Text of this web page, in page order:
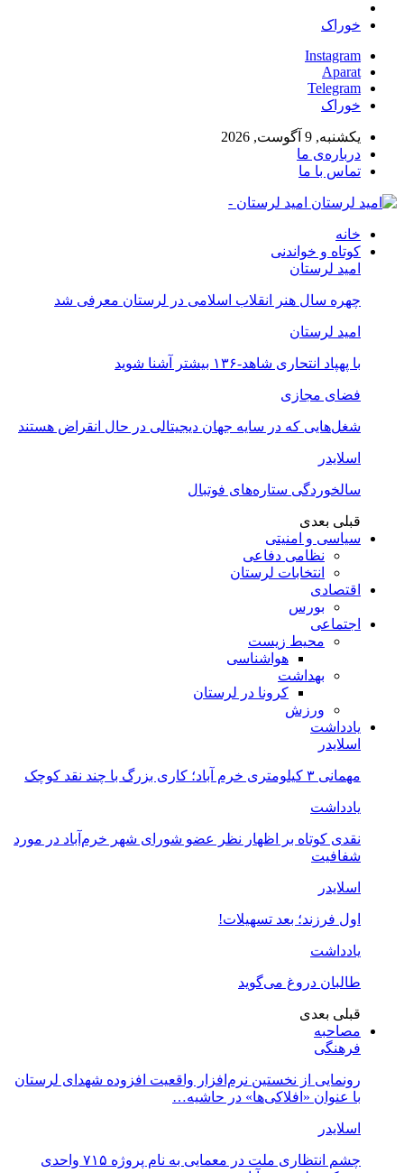
خوراک
Instagram
Aparat
Telegram
خوراک
یکشنبه, 9 آگوست, 2026
درباره‌ی ما
تماس با ما
امید لرستان -
خانه
کوتاه و خواندنی
امید لرستان
چهره سال هنر انقلاب اسلامی در لرستان معرفی شد
امید لرستان
با پهپاد انتحاری شاهد-۱۳۶ بیشتر آشنا شوید
فضای مجازی
شغل‌‌هایی که در سایه جهان دیجیتالی در حال انقراض هستند
اسلایدر
سالخوردگی ستاره‌های فوتبال
قبلی بعدی
سیاسی و امنیتی
نظامی دفاعی
انتخابات لرستان
اقتصادی
بورس
اجتماعی
محیط زیست
هواشناسی
بهداشت
کرونا در لرستان
ورزش
یادداشت
اسلایدر
مهمانی ۳ کیلومتری خرم آباد؛ کاری بزرگ با چند نقد کوچک
یادداشت
نقدی کوتاه بر اظهار نظر عضو شورای شهر خرم‌آباد در مورد
شفافیت
اسلایدر
اول فرزند؛ بعد تسهیلات!
یادداشت
طالبان دروغ می‌گوید
قبلی بعدی
مصاحبه
فرهنگی
رونمایی از نخستین نرم‌افزار واقعیت افزوده شهدای لرستان
با عنوان «افلاکی‌ها» در حاشیه…
اسلایدر
چشم انتظاری ملت در معمایی به نام پروژه ۷۱۵ واحدی